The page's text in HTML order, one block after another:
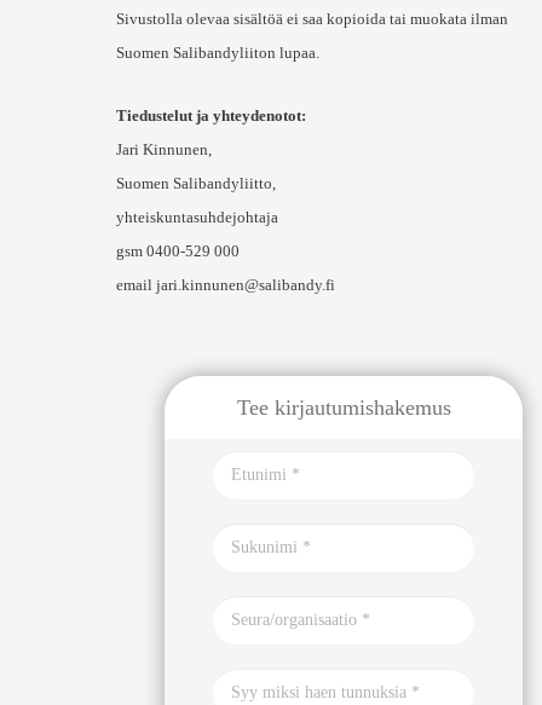
Sivustolla olevaa sisältöä ei saa kopioida tai muokata ilman
Suomen Salibandyliiton lupaa.
Tiedustelut ja yhteydenotot:
Jari Kinnunen,
Suomen Salibandyliitto,
yhteiskuntasuhdejohtaja
gsm 0400-529 000
email jari.kinnunen@salibandy.fi
Tee kirjautumishakemus